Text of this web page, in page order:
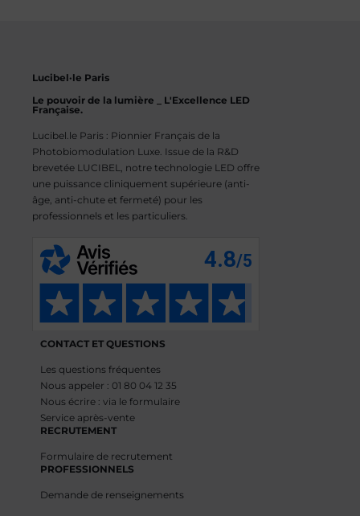
Lucibel·le Paris
Le pouvoir de la lumière _ L'Excellence LED
Française.
Lucibel.le Paris : Pionnier Français de la
Photobiomodulation Luxe. Issue de la R&D
brevetée LUCIBEL, notre technologie LED offre
une puissance cliniquement supérieure (anti-
âge, anti-chute et fermeté) pour les
professionnels et les particuliers.
CONTACT ET QUESTIONS
Les questions fréquentes
Nous appeler : 01 80 04 12 35
Nous écrire : via le formulaire
Service après-vente
RECRUTEMENT
Formulaire de recrutement
PROFESSIONNELS
Demande de renseignements